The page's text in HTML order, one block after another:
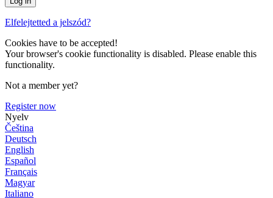
Elfelejtetted a jelszód?
Cookies have to be accepted!
Your browser's cookie functionality is disabled. Please enable this
functionality.
Not a member yet?
Register now
Nyelv
Čeština
Deutsch
English
Español
Français
Magyar
Italiano